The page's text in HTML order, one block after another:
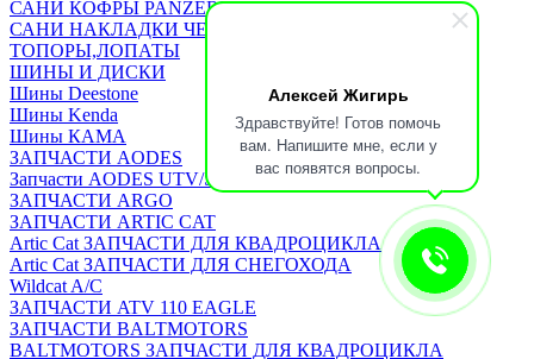
Алексей Жигирь
Здравствуйте! Готов помочь
вам. Напишите мне, если у
вас появятся вопросы.
САНИ КОФРЫ PANZERBOX
САНИ НАКЛАДКИ ЧЕХЛЫ Бьюско
ТОПОРЫ,ЛОПАТЫ
ШИНЫ И ДИСКИ
Шины Deestone
Шины Kenda
Шины КАМА
ЗАПЧАСТИ AODES
Запчасти AODES UTV/SSV
ЗАПЧАСТИ ARGO
ЗАПЧАСТИ ARTIC CAT
Artic Cat ЗАПЧАСТИ ДЛЯ КВАДРОЦИКЛА
Artic Cat ЗАПЧАСТИ ДЛЯ СНЕГОХОДА
Wildcat A/C
ЗАПЧАСТИ ATV 110 EAGLE
ЗАПЧАСТИ BALTMOTORS
BALTMOTORS ЗАПЧАСТИ ДЛЯ КВАДРОЦИКЛА